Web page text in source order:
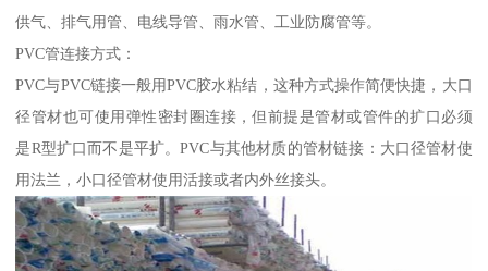
供气、排气用管、电线导管、雨水管、工业防腐管等。
PVC管连接方式：
PVC与PVC链接一般用PVC胶水粘结，这种方式操作简便快捷，大口
径管材也可使用弹性密封圈连接，但前提是管材或管件的扩口必须
是R型扩口而不是平扩。PVC与其他材质的管材链接：大口径管材使
用法兰，小口径管材使用活接或者内外丝接头。